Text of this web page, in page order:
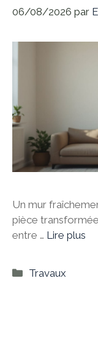
06/08/2026 par
Un mur
pièce
entre … Lire plus
Catégories
Travaux